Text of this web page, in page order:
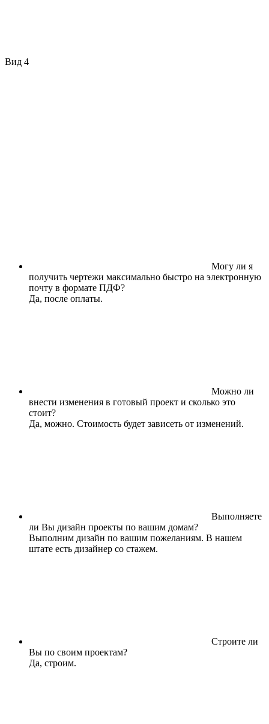
Вид 4
Могу ли я
получить чертежи максимально быстро на электронную
почту в формате ПДФ?
Да, после оплаты.
Можно ли
внести изменения в готовый проект и сколько это
стоит?
Да, можно. Стоимость будет зависеть от изменений.
Выполняете
ли Вы дизайн проекты по вашим домам?
Выполним дизайн по вашим пожеланиям. В нашем
штате есть дизайнер со стажем.
Строите ли
Вы по своим проектам?
Да, строим.